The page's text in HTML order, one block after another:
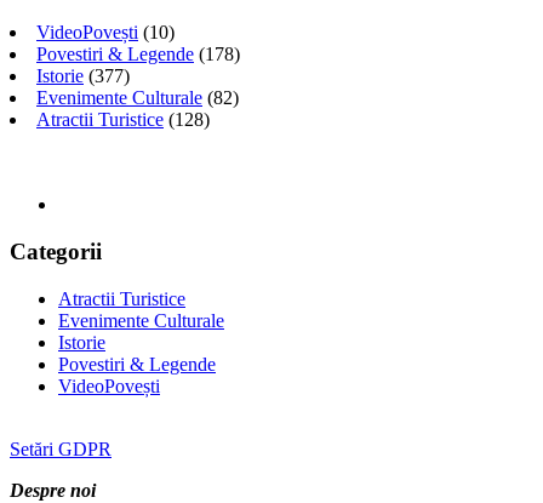
VideoPovești (10)
Povestiri & Legende (178)
Istorie (377)
Evenimente Culturale (82)
Atractii Turistice (128)
Categorii
Atractii Turistice
Evenimente Culturale
Istorie
Povestiri & Legende
VideoPovești
Setări GDPR
Despre noi